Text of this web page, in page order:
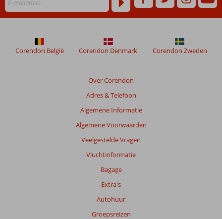
Over Corendon
Adres & Telefoon
Algemene Informatie
Algemene Voorwaarden
Veelgestelde Vragen
Vluchtinformatie
Bagage
Extra's
Autohuur
Groepsreizen
Corendon België Corendon Denmark Corendon Zweden